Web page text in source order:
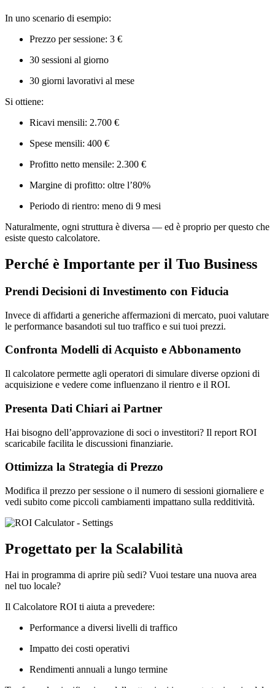
In uno scenario di esempio:
Prezzo per sessione: 3 €
30 sessioni al giorno
30 giorni lavorativi al mese
Si ottiene:
Ricavi mensili: 2.700 €
Spese mensili: 400 €
Profitto netto mensile: 2.300 €
Margine di profitto: oltre l’80%
Periodo di rientro: meno di 9 mesi
Naturalmente, ogni struttura è diversa — ed è proprio per questo che
esiste questo calcolatore.
Perché è Importante per il Tuo Business
Prendi Decisioni di Investimento con Fiducia
Invece di affidarti a generiche affermazioni di mercato, puoi valutare
le performance basandoti sul tuo traffico e sui tuoi prezzi.
Confronta Modelli di Acquisto e Abbonamento
Il calcolatore permette agli operatori di simulare diverse opzioni di
acquisizione e vedere come influenzano il rientro e il ROI.
Presenta Dati Chiari ai Partner
Hai bisogno dell’approvazione di soci o investitori? Il report ROI
scaricabile facilita le discussioni finanziarie.
Ottimizza la Strategia di Prezzo
Modifica il prezzo per sessione o il numero di sessioni giornaliere e
vedi subito come piccoli cambiamenti impattano sulla redditività.
Progettato per la Scalabilità
Hai in programma di aprire più sedi? Vuoi testare una nuova area
nel tuo locale?
Il Calcolatore ROI ti aiuta a prevedere:
Performance a diversi livelli di traffico
Impatto dei costi operativi
Rendimenti annuali a lungo termine